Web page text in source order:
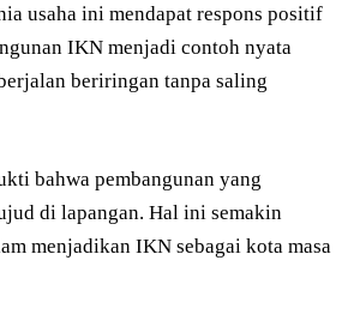
usaha ini mendapat respons positif
IKN menjadi contoh nyata
beriringan tanpa saling
bahwa pembangunan yang
di lapangan. Hal ini semakin
menjadikan IKN sebagai kota masa